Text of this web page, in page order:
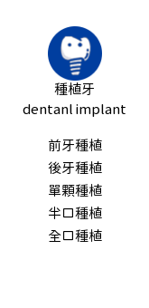
種植牙
dentanl implant
前牙種植
後牙種植
單顆種植
半口種植
全口種植